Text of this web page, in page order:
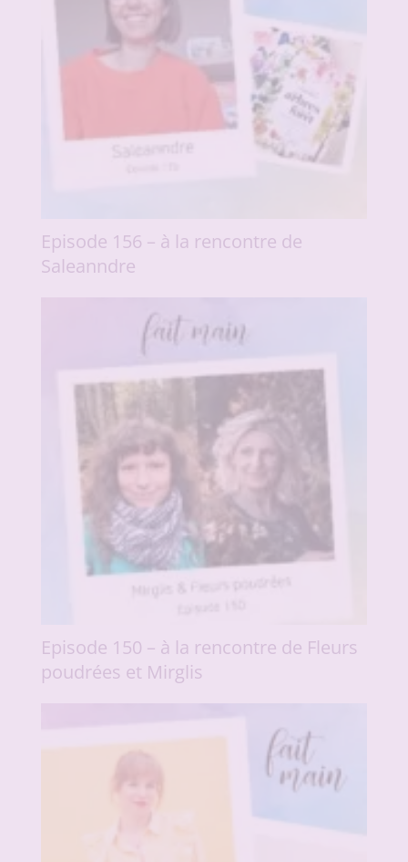
Episode 156 – à la rencontre de
Saleanndre
Episode 150 – à la rencontre de Fleurs
poudrées et Mirglis